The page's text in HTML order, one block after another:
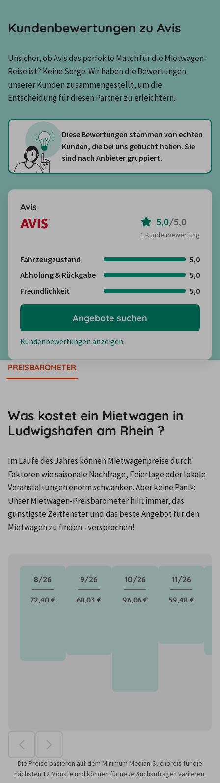
Kundenbewertungen zu Avis
Unsicher, ob Avis das perfekte Match für die Mietwagen-
Reise ist? Keine Sorge: Wir haben die Bewertungen
unserer Kunden zusammengestellt, um die
Entscheidung für diesen Partner zu erleichtern.
Diese Bewertungen stammen von echten
Kunden, die bei uns gebucht haben. Sie
sind nach Anbieter gruppiert.
Avis
5,0/5,0
1 Kundenbewertung
Fahrzeugzustand
5,0
Abholung & Rückgabe
5,0
Freundlichkeit
5,0
Kundenbewertungen anzeigen
Angebote suchen
PREISBAROMETER
Was kostet ein Mietwagen in
Ludwigshafen am Rhein ?
Im Laufe des Jahres können Mietwagenpreise durch
Faktoren wie saisonale Nachfrage, Feiertage oder lokale
Veranstaltungen enorm schwanken. Aber keine Panik:
Unser Mietwagen-Preisbarometer hilft immer, das
günstigste Zeitfenster und das beste Angebot für den
Mietwagen zu finden - versprochen!
8/26
72,40 €
9/26
68,03 €
10/26
96,06 €
11/26
59,48 €
Die Preise basieren auf dem Minimum Median-Suchpreis für die
nächsten 12 Monate und können für neue Suchanfragen variieren.